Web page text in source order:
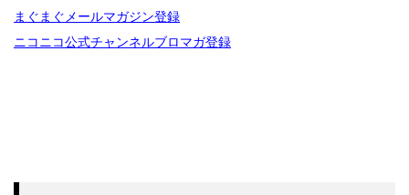
まぐまぐメールマガジン登録
ニコニコ公式チャンネルブロマガ登録